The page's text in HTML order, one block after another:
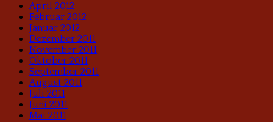
April 2012
Februar 2012
Januar 2012
Dezember 2011
November 2011
Oktober 2011
September 2011
August 2011
Juli 2011
Juni 2011
Mai 2011